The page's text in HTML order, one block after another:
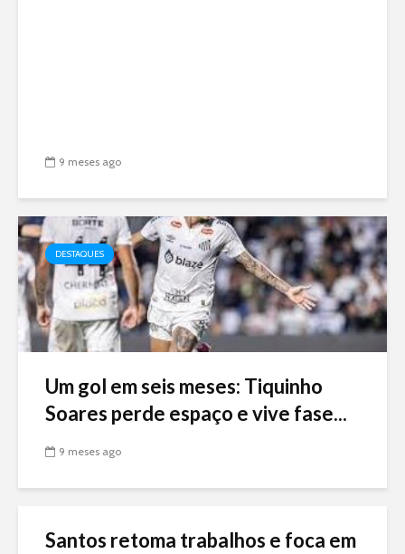
9 meses ago
DESTAQUES
Um gol em seis meses: Tiquinho
Soares perde espaço e vive fase...
9 meses ago
Santos retoma trabalhos e foca em